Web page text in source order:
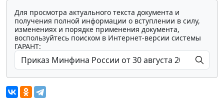
Для просмотра актуального текста документа и
получения полной информации о вступлении в силу,
изменениях и порядке применения документа,
воспользуйтесь поиском в Интернет-версии системы
ГАРАНТ: